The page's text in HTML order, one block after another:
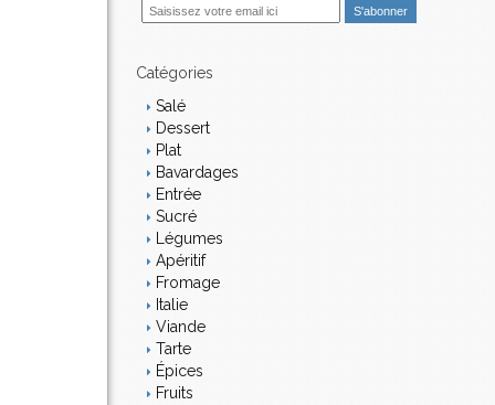
i Catégories
Salé
Dessert
Plat
Bavardages
Entrée
Sucré
Légumes
Apéritif
Fromage
Italie
Viande
Tarte
Épices
Fruits